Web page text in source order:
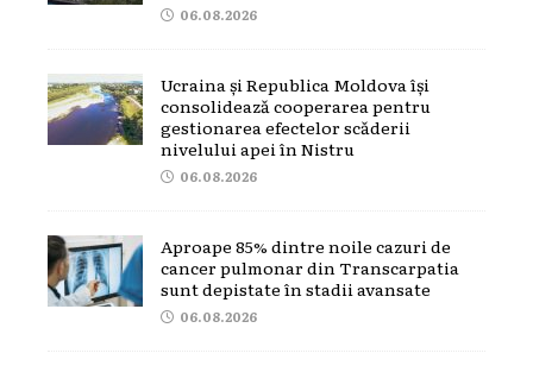
06.08.2026
Ucraina și Republica Moldova își
consolidează cooperarea pentru
gestionarea efectelor scăderii
nivelului apei în Nistru
06.08.2026
Aproape 85% dintre noile cazuri de
cancer pulmonar din Transcarpatia
sunt depistate în stadii avansate
06.08.2026